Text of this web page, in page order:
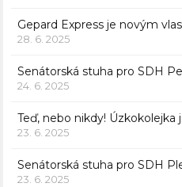
Gepard Express je novým
28. 6. 2025
Senátorská stuha pro SDH
24. 6. 2025
Teď, nebo nikdy! Úzkokolejka
23. 6. 2025
Senátorská stuha pro SDH
23. 6. 2025